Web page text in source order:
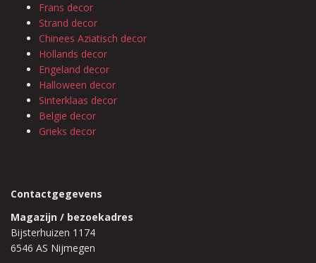
Frans decor
Strand decor
Chinees Aziatisch decor
Hollands decor
Engeland decor
Halloween decor
Sinterklaas decor
Belgie decor
Grieks decor
Contactgegevens
Magazijn / bezoekadres
Bijsterhuizen 1174
6546 AS Nijmegen